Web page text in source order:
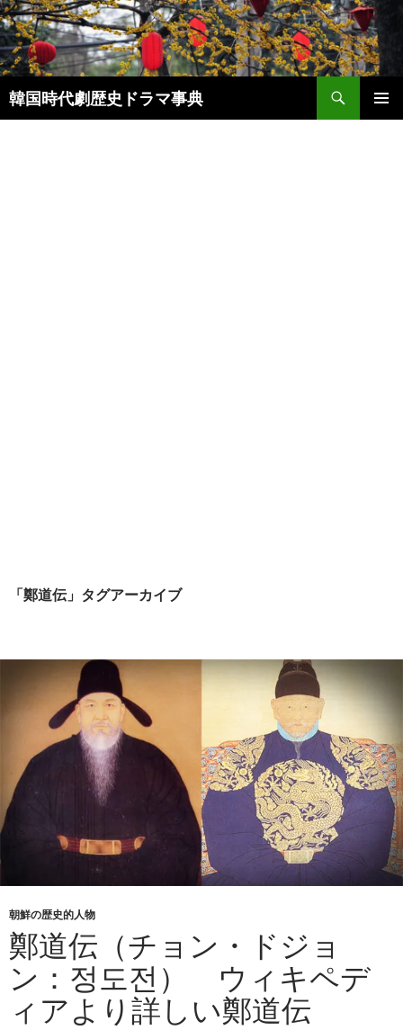
コ
ン
テ
ン
ツ
へ
韓国時代劇歴史ドラマ事典
検
索
「鄭道伝」タグアーカイブ
朝鮮の歴史的人物
鄭道伝（チョン・ドジョ
ン：정도전） ウィキペデ
ィアより詳しい鄭道伝